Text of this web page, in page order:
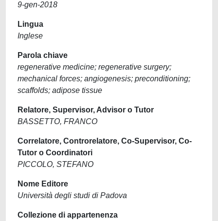
9-gen-2018
Lingua
Inglese
Parola chiave
regenerative medicine; regenerative surgery;
mechanical forces; angiogenesis; preconditioning;
scaffolds; adipose tissue
Relatore, Supervisor, Advisor o Tutor
BASSETTO, FRANCO
Correlatore, Controrelatore, Co-Supervisor, Co-
Tutor o Coordinatori
PICCOLO, STEFANO
Nome Editore
Università degli studi di Padova
Collezione di appartenenza